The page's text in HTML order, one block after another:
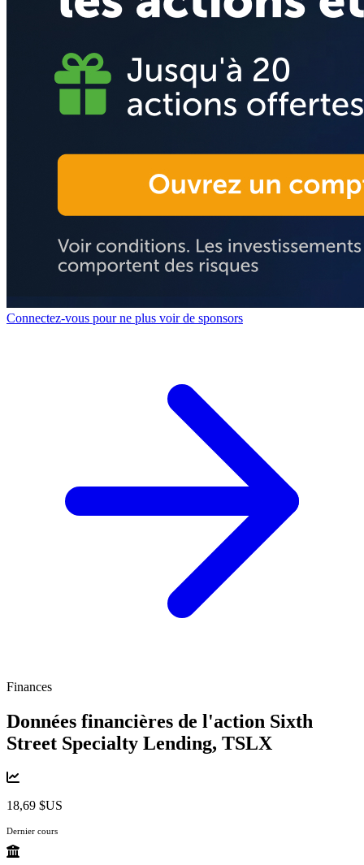
Connectez-vous pour ne plus voir de sponsors
Finances
Données financières de l'action Sixth
Street Specialty Lending, TSLX
18,69 $US
Dernier cours